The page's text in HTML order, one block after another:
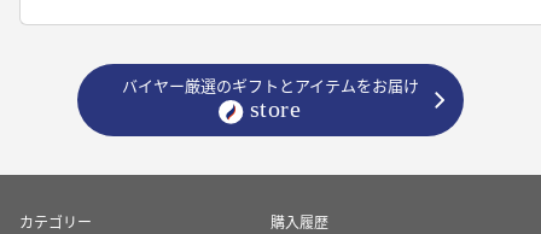
バイヤー厳選のギフトとアイテムをお届け
カテゴリー
購入履歴